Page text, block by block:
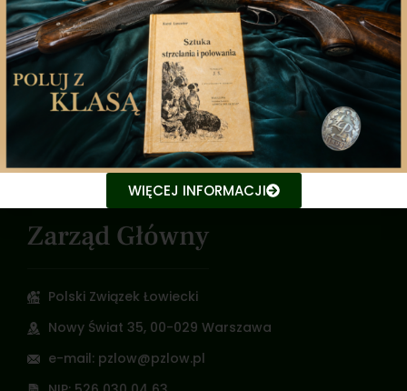
Ogłaszamy laureatów konkursu na
nazwę aplikacji do rejestrowania
obserwacji zwierząt
Informujemy o rozstrzygnięciu konkursu na nazwę
aplikacji służącej do zapisywania
Zarząd Główny
Polski Związek Łowiecki
Nowy Świat 35, 00-029 Warszawa
e-mail: pzlow@pzlow.pl
WIĘCEJ INFORMACJI